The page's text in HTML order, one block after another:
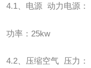
4.1、电源 动力电源：
功率： 25kw
4.2、压缩空气 压力：